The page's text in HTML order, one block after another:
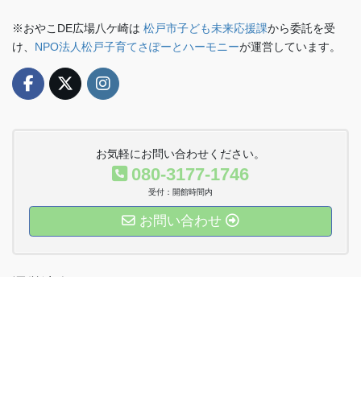
※おやこDE広場八ケ崎は 松戸市子ども未来応援課から委託を受
け、 NPO法人松戸子育てさぽーとハーモニーが運営しています。
お気軽にお問い合わせください。
080-3177-1746
受付：開館時間内
お問い合わせ